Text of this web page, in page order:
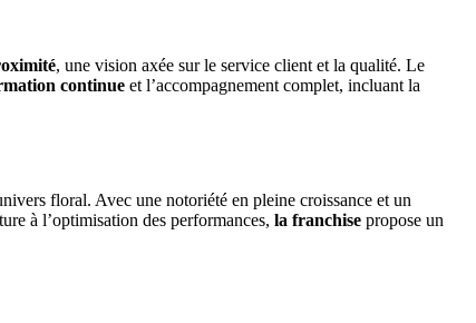
, une vision axée sur le service client et la qualité. Le
continue et l’accompagnement complet, incluant la
floral. Avec une notoriété en pleine croissance et un
à l’optimisation des performances, la franchise propose un